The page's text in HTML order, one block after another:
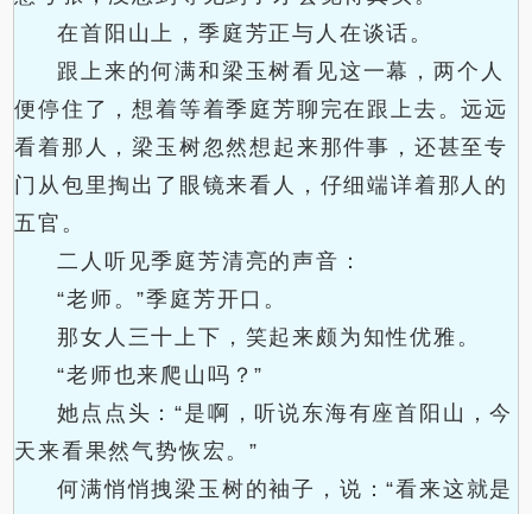
在首阳山上，季庭芳正与人在谈话。
跟上来的何满和梁玉树看见这一幕，两个人
便停住了，想着等着季庭芳聊完在跟上去。远远
看着那人，梁玉树忽然想起来那件事，还甚至专
门从包里掏出了眼镜来看人，仔细端详着那人的
五官。
二人听见季庭芳清亮的声音：
“老师。”季庭芳开口。
那女人三十上下，笑起来颇为知性优雅。
“老师也来爬山吗？”
她点点头：“是啊，听说东海有座首阳山，今
天来看果然气势恢宏。”
何满悄悄拽梁玉树的袖子，说：“看来这就是